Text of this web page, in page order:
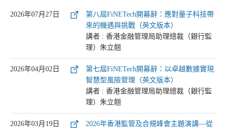
2026年07月27日
第八屆FiNETech開幕辭：應對量子科技帶
來的機遇與挑戰（英文版本）
講者 : 香港金融管理局助理總裁（銀行監
理）朱立翹
2026年04月02日
第七屆FiNETech開幕辭：以卓越數據實現
智慧型風險管理（英文版本）
講者 : 香港金融管理局助理總裁（銀行監
理）朱立翹
2026年03月19日
2026年香港監管及合規峰會主題演講—從